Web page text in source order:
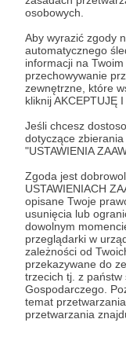
osobowych.
Aby wyrazić zgody
automatycznego
informacji na
przechowywanie
zewnętrzne, które
kliknij AKCEPTUJĘ
Jeśli chcesz
dotyczące
"USTAWIENIA
Zgoda jest
USTAWIENIACH
opisane Twoje
usunięcia lub
dowolnym
przeglądarki w
zależności od
przekazywane do
trzecich tj. z
Gospodarczego.
temat
przetwarzania
Twoja wpłata
zrobienia
są niezbędne
ślepaczaków!
Patroni: 3
250 zł
Z całego
patrzysz
bezdomne
człowieka nie